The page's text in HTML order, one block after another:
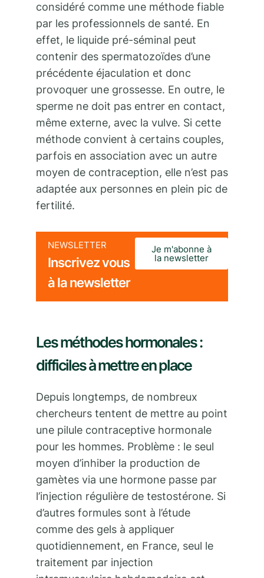
considéré comme une méthode fiable
par les professionnels de santé. En
effet, le liquide pré-séminal peut
contenir des spermatozoïdes d’une
précédente éjaculation et donc
provoquer une grossesse. En outre, le
sperme ne doit pas entrer en contact,
même externe, avec la vulve. Si cette
méthode convient à certains couples,
parfois en association avec un autre
moyen de contraception, elle n’est pas
adaptée aux personnes en plein pic de
fertilité.
NEWSLETTER
Inscrivez vous
à la newsletter
Je m'abonne à
la newsletter
Les méthodes hormonales :
difficiles à mettre en place
Depuis longtemps, de nombreux
chercheurs tentent de mettre au point
une pilule contraceptive hormonale
pour les hommes. Problème : le seul
moyen d’inhiber la production de
gamètes via une hormone passe par
l’injection régulière de testostérone. Si
d’autres formules sont à l’étude
comme des gels à appliquer
quotidiennement, en France, seul le
traitement par injection